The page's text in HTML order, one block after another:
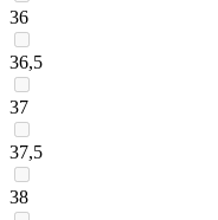
36
36,5
37
37,5
38